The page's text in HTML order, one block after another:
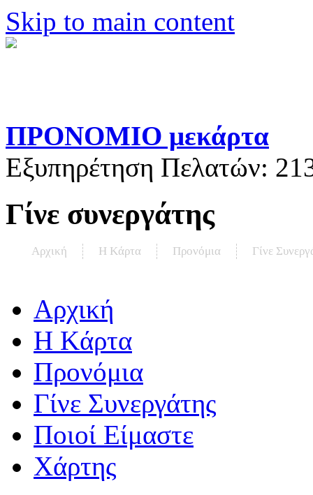
Skip to main content
ΠΡΟΝΟΜΙΟ μεκάρτα
Εξυπηρέτηση Πελατών:
Γίνε συνεργάτης
Αρχική Η Kάρτα Προνόμια Γίνε
Αρχική
Η Kάρτα
Προνόμια
Γίνε Συνεργάτης
Ποιοί Είμαστε
Χάρτης